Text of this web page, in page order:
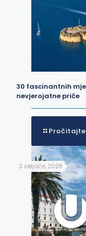
30 fascinantnih
nevjerojatne priče
3 veljače, 2026